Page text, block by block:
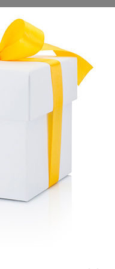
Ora
- Doppio stadio